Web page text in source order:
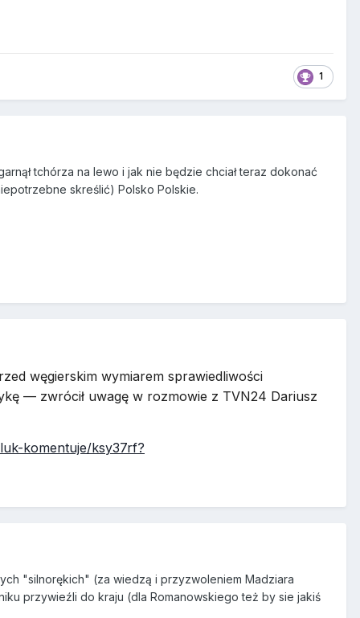
1
tchórza na lewo i jak nie będzie chciał teraz dokonać
skreślić) Polsko Polskie.
węgierskim wymiarem sprawiedliwości
— zwrócił uwagę w rozmowie z TVN24 Dariusz
komentuje/ksy37rf?
"silnorękich" (za wiedzą i przyzwoleniem Madziara
przywieźli do kraju (dla Romanowskiego też by sie jakiś